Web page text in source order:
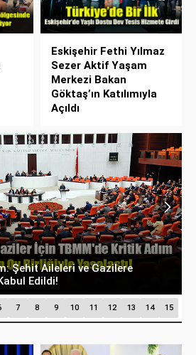
Eskişehir Fethi Yılmaz
Sezer Aktif Yaşam
Merkezi Bakan
Göktaş’ın Katılımıyla
Açıldı
Şehit Aileleri ve Gazilere
Edildi!
7 8 9 10 11 12 13 14 15